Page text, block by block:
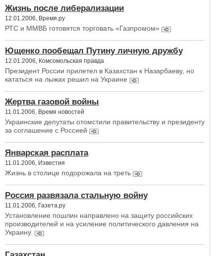
Жизнь после либерализации
12.01.2006, Время.ру
РТС и ММВБ готовятся торговать «Газпромом»
Ющенко пообещал Путину личную дружбу
12.01.2006, Комсомольская правда
Президент России прилетел в Казахстан к Назарбаеву, но
кататься на лыжах решил на Украине
Жертва газовой войны
11.01.2006, Время новостей
Украинские депутаты отомстили правительству и президенту
за соглашение с Россией
Январская расплата
11.01.2006, Известия
Жизнь в столице подорожала на треть
Россия развязала стальную войну
11.01.2006, Газета.ру
Установление пошлин направлено на защиту российских
производителей и на усиление политического давления на
Украину.